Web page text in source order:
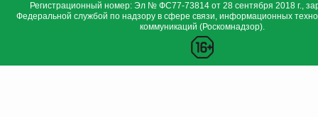
Регистрационный номер: Эл № ФС77-73814 от 28 сентября 2018 г.,
Федеральной службой по надзору в сфере связи, информационных
коммуникаций (Роскомнадзор).